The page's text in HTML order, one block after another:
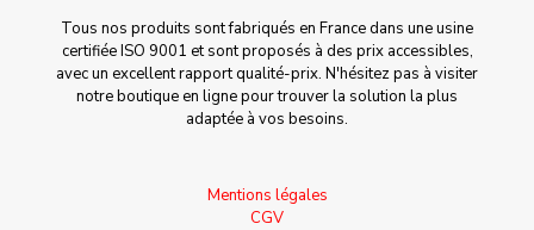
Tous nos produits sont fabriqués en France dans une usine
certifiée ISO 9001 et sont proposés à des prix accessibles,
avec un excellent rapport qualité-prix. N'hésitez pas à visiter
notre boutique en ligne pour trouver la solution la plus
adaptée à vos besoins.
Mentions légales
CGV